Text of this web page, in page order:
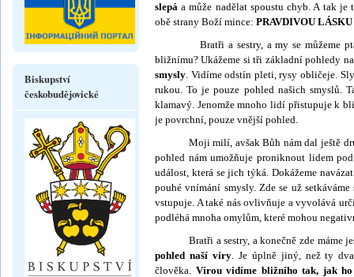
slepá a může na­dělat spoustu chyb. A tak
obě strany Boží mince: PRAVDIVOU
Bratři a sestry, a my se můžeme ptát:
bližnímu? Ukážeme si tři základní pohledy
smysly. Vidíme odstín pleti, rysy obličeje.
rukou. To je pouze pohled našich smyslů.
klamavý. Jenomže mnoho lidí přistupuje k
je povrchní, pouze vnější pohled.
Moji milí, avšak Bůh nám dal ještě
pohled nám umožňuje proniknout lidem
událost, která se jich týká. Dokážeme
pouhé vnímání smysly. Zde se už
vstupuje. A také nás ovlivňuje a vyvolává
podléhá mnoha omylům, které mohou
Bratři a sestry, a konečně zde máme
pohled naší víry. Je úplně jiný, než ty dva
člověka. Vírou vidíme bliž­ního tak, jak
Biskupství
českobudějovické